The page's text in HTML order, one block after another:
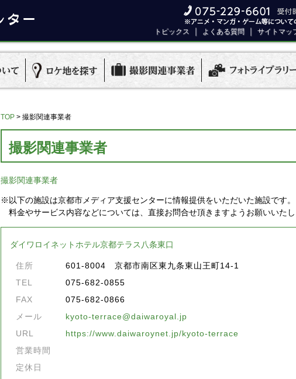
トピックス ｜ よくある質問 ｜ サイトマッ
TOP > 撮影関連事業者
撮影関連事業者
撮影関連事業者
※以下の施設は京都市メディア支援センターに情報提供をいただいた施設です。
料金やサービス内容などについては、直接お問合せ頂きますようお願いいたし
ダイワロイネットホテル京都テラス八条東口
住所
601-8004 京都市南区東九条東山王町14-1
TEL
075-682-0855
FAX
075-682-0866
メール
kyoto-terrace@daiwaroyal.jp
URL
https://www.daiwaroynet.jp/kyoto-terrace
営業時間
定休日